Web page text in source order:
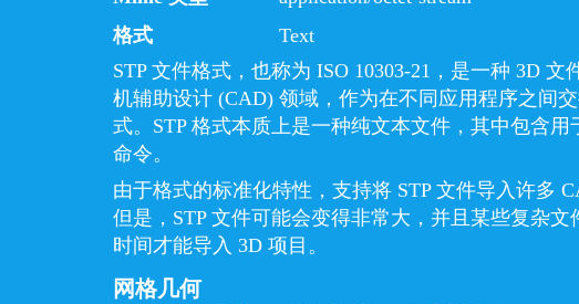
格式
Text
STP 文件格式，也称为 ISO 10303-21，是一种 3D 文
机辅助设计 (CAD) 领域，作为在不同应用程序之间
式。STP 格式本质上是一种纯文本文件，其中包含用
命令。
由于格式的标准化特性，支持将 STP 文件导入许多
但是，STP 文件可能会变得非常大，并且某些复杂文
时间才能导入 3D 项目。
网格几何